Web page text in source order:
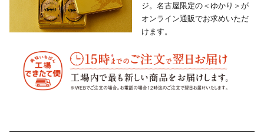
ジ。名古屋限定の＜ゆかり＞が
オンライン通販でお求めいただ
けます。